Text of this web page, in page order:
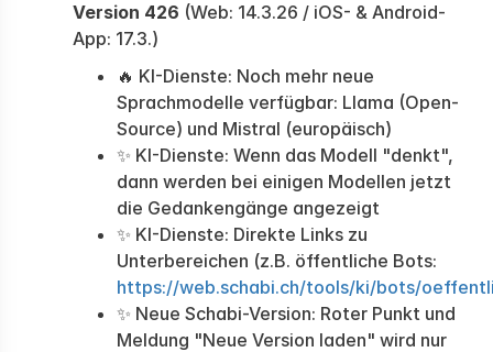
Version 426 (Web: 14.3.26 / iOS- & Android-
App: 17.3.)
🔥 KI-Dienste: Noch mehr neue
Sprachmodelle verfügbar: Llama (Open-
Source) und Mistral (europäisch)
✨ KI-Dienste: Wenn das Modell "denkt",
dann werden bei einigen Modellen jetzt
die Gedankengänge angezeigt
✨ KI-Dienste: Direkte Links zu
Unterbereichen (z.B. öffentliche Bots:
https://web.schabi.ch/tools/ki/bots/
✨ Neue Schabi-Version: Roter Punkt und
Meldung "Neue Version laden" wird nur